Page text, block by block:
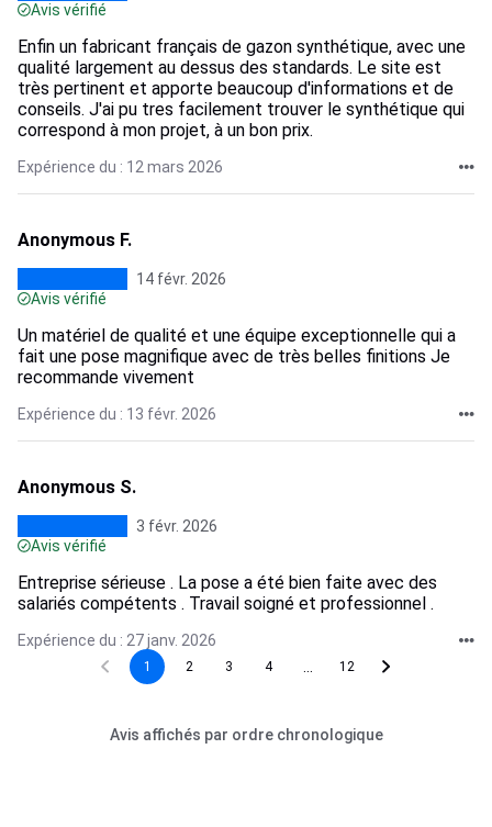
Avis vérifié
Enfin un fabricant français de gazon synthétique, avec une
qualité largement au dessus des standards. Le site est
très pertinent et apporte beaucoup d'informations et de
conseils. J'ai pu tres facilement trouver le synthétique qui
correspond à mon projet, à un bon prix.
Expérience du : 12 mars 2026
Anonymous F.
14 févr. 2026
Avis vérifié
Un matériel de qualité et une équipe exceptionnelle qui a
fait une pose magnifique avec de très belles finitions Je
recommande vivement
Expérience du : 13 févr. 2026
Anonymous S.
3 févr. 2026
Avis vérifié
Entreprise sérieuse . La pose a été bien faite avec des
salariés compétents . Travail soigné et professionnel .
Expérience du : 27 janv. 2026
1 2 3 4 12
Avis affichés par ordre chronologique